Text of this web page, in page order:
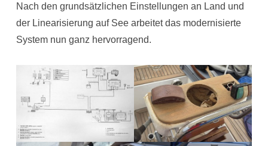
Nach den grundsätzlichen Einstellungen an Land und
der Linearisierung auf See arbeitet das modernisierte
System nun ganz hervorragend.